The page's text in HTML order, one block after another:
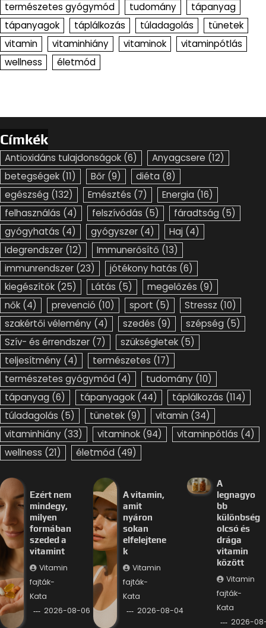
természetes gyógymód
tudomány
tápanyag
tápanyagok
táplálkozás túladagolás
tünetek
vitamin
vitaminhiány vitaminok
vitaminpótlás
wellness
életmód
Címkék
Antioxidáns tulajdonságok (6) Anyagcsere (12)
betegségek (11) Bőr (9) diéta (8)
egészség (132) Emésztés (7) Energia (16)
felhasználás (4) felszívódás (5) fáradtság (5)
gyógyhatás (4) gyógyszer (4) Haj (4)
Idegrendszer (12) Immunerősítő (13)
immunrendszer (23) jótékony hatás (6)
kiegészítők (25) Látás (5) megelőzés (9)
nők (4) prevenció (10) sport (5) Stressz (10)
szakértői vélemény (4) szedés (9) szépség (5)
Szív- és érrendszer (7) szükségletek (5)
teljesítmény (4) természetes (17)
természetes gyógymód (4) tudomány (10)
tápanyag (6) tápanyagok (44) táplálkozás (114)
túladagolás (5) tünetek (9) vitamin (34)
vitaminhiány (33) vitaminok (94) vitaminpótlás (4)
wellness (21) életmód (49)
Ezért nem
mindegy,
milyen
formában
szeded a
vitamint
Vitamin
fajták-
Kata
2026-08-06
A vitamin,
amit
nyáron
sokan
elfelejtene
k
Vitamin
fajták-
Kata
2026-08-04
A
legnagyo
bb
különbség
olcsó és
drága
vitamin
között
Vitamin
fajták-
Kata
2026-